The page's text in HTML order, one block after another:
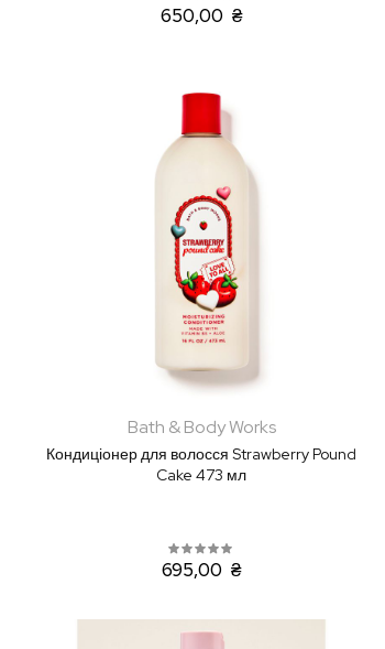
650,00 ₴
Bath & Body Works
Кондиціонер для волосся Strawberry Pound
Cake 473 мл
695,00 ₴